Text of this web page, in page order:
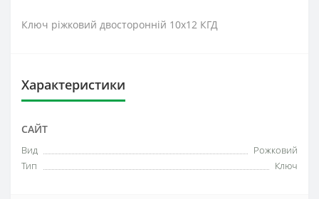
Ключ ріжковий двосторонній 10х12 КГД
Характеристики
САЙТ
Вид
Рожковий
Тип
Ключ